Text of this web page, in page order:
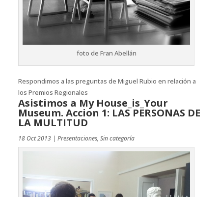
foto de Fran Abellán
Respondimos a las preguntas de Miguel Rubio en relación a
los Premios Regionales
Asistimos a My House_is_Your
Museum. Accion 1: LAS PERSONAS DE
LA MULTITUD
18 Oct 2013| Presentaciones, Sin categoría